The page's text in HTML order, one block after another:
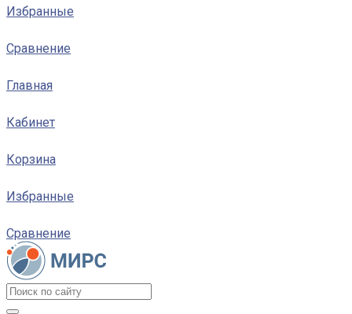
Избранные
Сравнение
Главная
Кабинет
Корзина
Избранные
Сравнение